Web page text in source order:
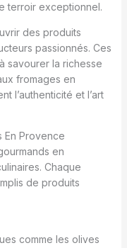
terroir exceptionnel.
des produits
passionnés. Ces
savourer la richesse
fromages en
l’authenticité et l’art
En Provence
en
Chaque
de produits
comme les olives